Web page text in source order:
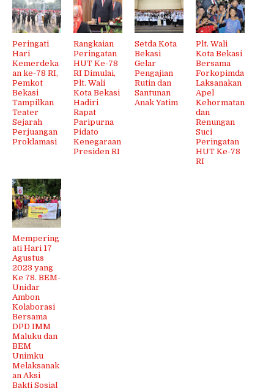
Peringati
Hari
Kemerdeka
an ke-78 RI,
Pemkot
Bekasi
Tampilkan
Teater
Sejarah
Perjuangan
Proklamasi
Rangkaian
Peringatan
HUT Ke-78
RI Dimulai,
Plt. Wali
Kota Bekasi
Hadiri
Rapat
Paripurna
Pidato
Kenegaraan
Presiden RI
Setda Kota
Bekasi
Gelar
Pengajian
Rutin dan
Santunan
Anak Yatim
Plt. Wali
Kota Bekasi
Bersama
Forkopimda
Laksanakan
Apel
Kehormatan
dan
Renungan
Suci
Peringatan
HUT Ke-78
RI
Mempering
ati Hari 17
Agustus
2023 yang
Ke 78. BEM-
Unidar
Ambon
Kolaborasi
Bersama
DPD IMM
Maluku dan
BEM
Unimku
Melaksanak
an Aksi
Bakti Sosial